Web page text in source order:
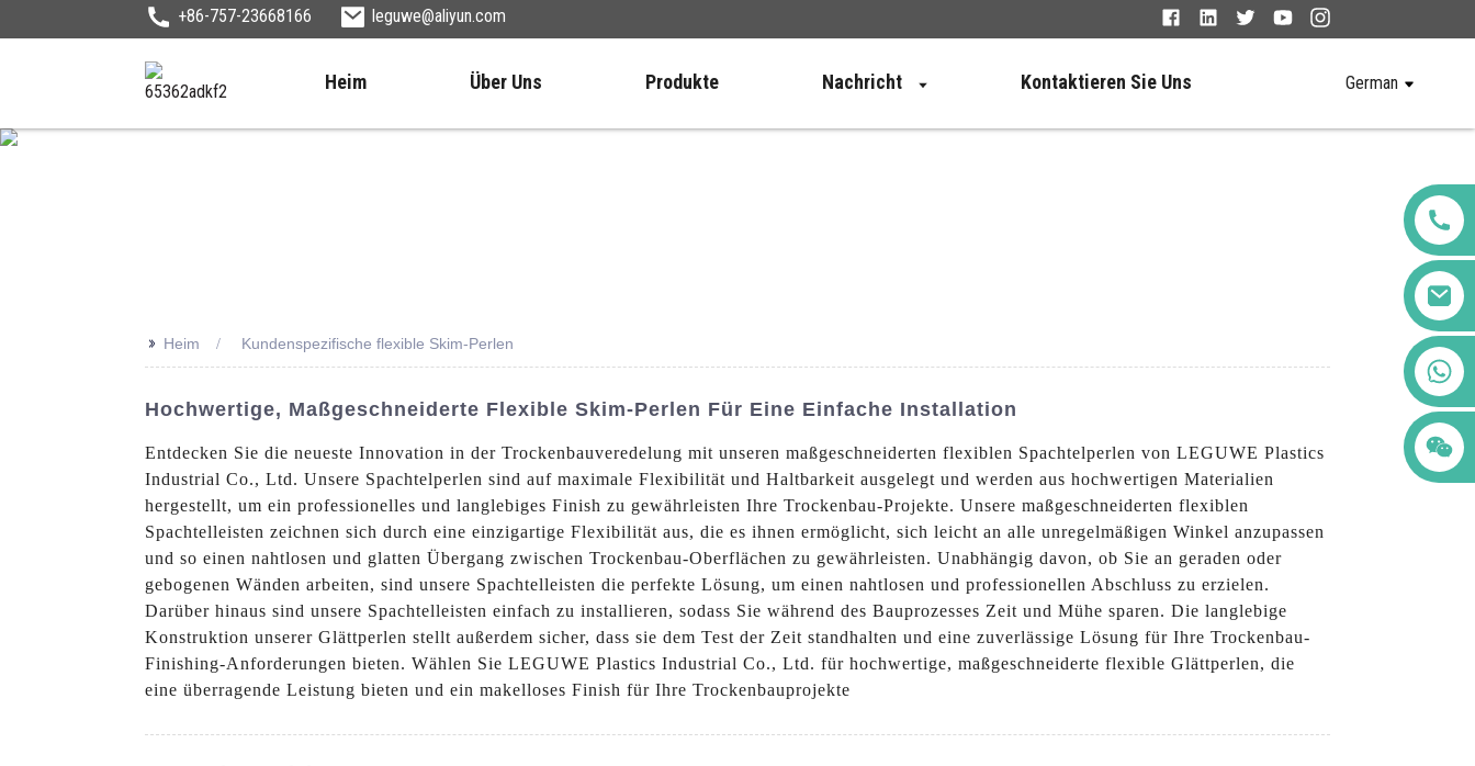
+86-757-23668166 leguwe@aliyun.com
Heim Über Uns Produkte Nachricht Kontaktieren Sie Uns German
+86 123456789122
>> Heim Kundenspezifische flexible Skim-Perlen
Hochwertige, Maßgeschneiderte Flexible Skim-Perlen Für Eine Einfache Installation
Entdecken Sie die neueste Innovation in der Trockenbauveredelung mit unseren maßgeschneiderten flexiblen Spachtelperlen von LEGUWE Plastics
Industrial Co., Ltd. Unsere Spachtelperlen sind auf maximale Flexibilität und Haltbarkeit ausgelegt und werden aus hochwertigen Materialien
hergestellt, um ein professionelles und langlebiges Finish zu gewährleisten Ihre Trockenbau-Projekte. Unsere maßgeschneiderten flexiblen
Spachtelleisten zeichnen sich durch eine einzigartige Flexibilität aus, die es ihnen ermöglicht, sich leicht an alle unregelmäßigen Winkel anzupassen
und so einen nahtlosen und glatten Übergang zwischen Trockenbau-Oberflächen zu gewährleisten. Unabhängig davon, ob Sie an geraden oder
gebogenen Wänden arbeiten, sind unsere Spachtelleisten die perfekte Lösung, um einen nahtlosen und professionellen Abschluss zu erzielen.
Darüber hinaus sind unsere Spachtelleisten einfach zu installieren, sodass Sie während des Bauprozesses Zeit und Mühe sparen. Die langlebige
Konstruktion unserer Glättperlen stellt außerdem sicher, dass sie dem Test der Zeit standhalten und eine zuverlässige Lösung für Ihre Trockenbau-
Finishing-Anforderungen bieten. Wählen Sie LEGUWE Plastics Industrial Co., Ltd. für hochwertige, maßgeschneiderte flexible Glättperlen, die
eine überragende Leistung bieten und ein makelloses Finish für Ihre Trockenbauprojekte